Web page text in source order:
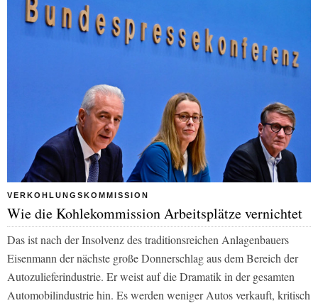
VERKOHLUNGSKOMMISSION
Wie die Kohlekommission Arbeitsplätze vernichtet
Das ist nach der Insolvenz des traditionsreichen Anlagenbauers
Eisenmann der nächste große Donnerschlag aus dem Bereich der
Autozulieferindustrie. Er weist auf die Dramatik in der gesamten
Automobilindustrie hin. Es werden weniger Autos verkauft, kritisch